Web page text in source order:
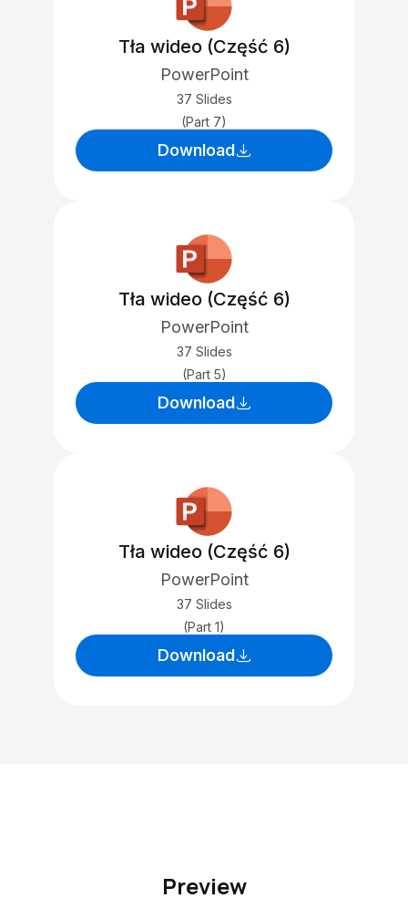
Tła wideo (Część 6)
PowerPoint
37 Slides
(Part 7)
Download
Tła wideo (Część 6)
PowerPoint
37 Slides
(Part 5)
Download
Tła wideo (Część 6)
PowerPoint
37 Slides
(Part 1)
Download
Preview